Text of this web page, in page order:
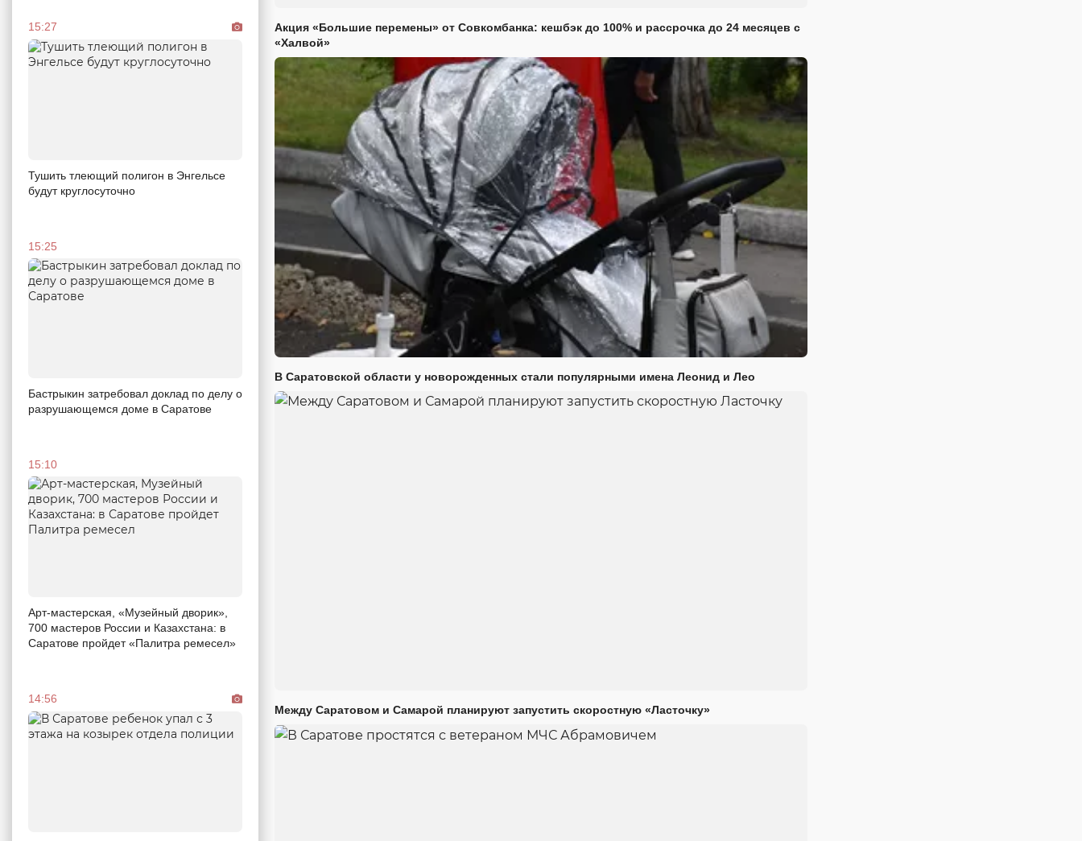
15:27
Тушить тлеющий полигон в Энгельсе
будут круглосуточно
15:25
Бастрыкин затребовал доклад по делу о
разрушающемся доме в Саратове
15:10
Арт-мастерская, «Музейный дворик»,
700 мастеров России и Казахстана: в
Саратове пройдет «Палитра ремесел»
14:56
Акция «Большие перемены» от Совкомбанка: кешбэк до 100% и рассрочка до 24 месяцев с
«Халвой»
В Саратовской области у новорожденных стали популярными имена Леонид и Лео
Между Саратовом и Самарой планируют запустить скоростную «Ласточку»